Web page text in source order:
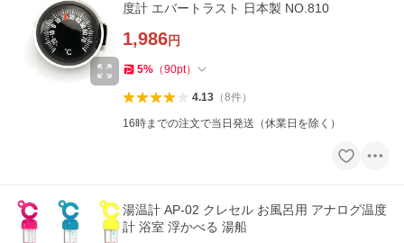
度計 エバートラスト 日本製 NO.810
1,986円
5% （90pt）
4.13（8件）
16時までの注文で当日発送（休業日を除く）
湯温計 AP-02 クレセル お風呂用 アナログ温度
計 浴室 浮かべる 湯船